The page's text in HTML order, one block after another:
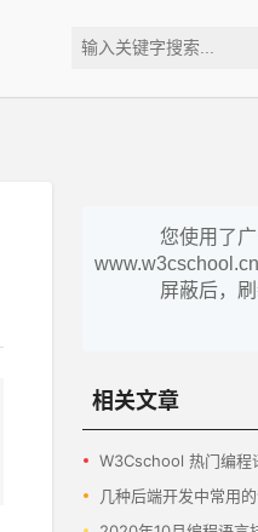
您使用了
屏蔽后，
相关文章
几种后端开发中常用的